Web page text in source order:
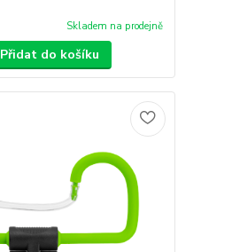
Skladem na prodejně
Přidat do košíku